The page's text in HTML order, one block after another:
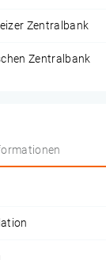
Zentralbank
Zentralbank